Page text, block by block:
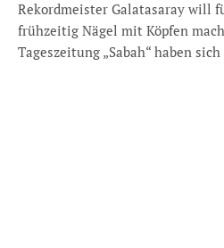
Rekordmeister Galatasaray will
frühzeitig Nägel mit Köpfen
Tageszeitung „Sabah“ haben